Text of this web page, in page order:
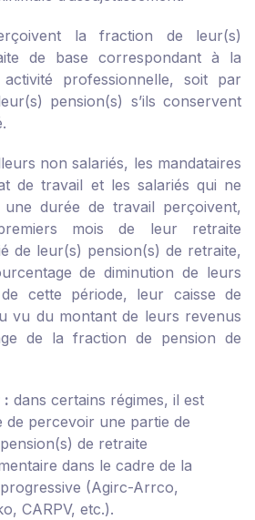
la fraction de leur(s)
de base correspondant à la
professionnelle, soit par
pension(s) s’ils conservent
non salariés, les mandataires
de travail et les salariés qui ne
durée de travail perçoivent,
mois de leur retraite
de leur(s) pension(s) de retraite,
de diminution de leurs
cette période, leur caisse de
vu du montant de leurs revenus
de la fraction de pension de
: dans certains régimes, il est
de percevoir une partie de
de retraite
dans le cadre de la
(Agirc-Arrco,
CARPV, etc.).